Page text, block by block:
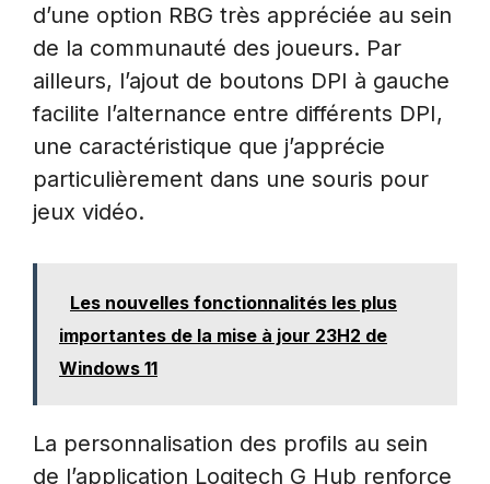
d’une option RBG très appréciée au sein
de la communauté des joueurs. Par
ailleurs, l’ajout de boutons DPI à gauche
facilite l’alternance entre différents DPI,
une caractéristique que j’apprécie
particulièrement dans une souris pour
jeux vidéo.
Les nouvelles fonctionnalités les plus
importantes de la mise à jour 23H2 de
Windows 11
La personnalisation des profils au sein
de l’application Logitech G Hub renforce